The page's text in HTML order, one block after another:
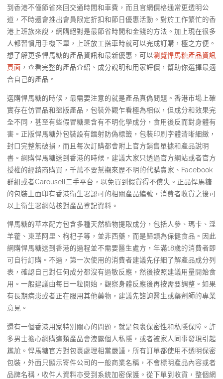
到香港不僅節省來回交通時間和車費，而且官網價格通常更透明公
道，不時還會推出會員限定折扣和節日優惠活動。對於工作繁忙的香
港上班族來說，網購絕對是最節省時間和金錢的方法。加上現在很多
人都習慣用手機下單，上班放工搭車時就可以完成訂購，極之方便。
想了解更多悍馬糖的產品資訊和最新優惠，可以瀏覽悍馬糖產品資訊
頁面 ，查看完整的產品介紹、成分說明和用家評價，幫助你選擇最適
合自己的產品。
選購悍馬糖的時候，最需要注意的就是產品真偽問題。香港市場上確
實存在仿冒品和盜版產品，包裝外觀乍看極為相似，但成分和效果完
全不同，甚至有些假冒糖果含有不明化學成分，食用後反而對身體有
害。正版悍馬糖外包裝設有鐳射防偽標籤，包裝印刷字體清晰細緻，
封口完整無破損，而且每次訂購都會附上官方銷售單據和產品說明
書。網購悍馬糖送到香港的時候，建議大家只透過官方網站或者官方
授權的經銷商購買，千萬不要幫襯來歷不明的代購賣家、Facebook
群組或者Carousell二手平台，以免買到假貨得不償失。正品悍馬糖
的包裝上面印有香港衛生署認可的相關產品編號，消費者收貨之後可
以上衛生署網站核對產品登記資料。
悍馬糖的草本配方包含多種天然植物提取成分，包括人參、瑪卡、淫
羊藿、東革阿里、枸杞子等，並非西藥，而是歸類為保健食品。因此
網購悍馬糖送到香港的過程並不需要醫生處方，年滿18歲的消費者即
可自行訂購。不過，第一次使用的消費者建議先仔細了解產品成分列
表，確認自己對任何成分都沒有過敏反應，然後按照建議用量開始食
用。一般建議由每日一粒開始，觀察身體反應後再按需要調整。如果
有長期病患或者正在服用其他藥物，建議先諮詢醫生或藥劑師的專業
意見。
還有一個香港用家特別關心的問題，就是包裹保密性和私隱保障。許
多男士擔心網購這類產品會洩露個人私隱，或者被家人同事發現引起
尷尬。悍馬糖官方對包裹處理相當嚴謹，所有訂單都使用不透明保密
包裝，外面只顯示寄件公司的一般商業名稱，不會標明產品內容或者
品牌名稱，收件人資料亦受到系統加密保護。從下單到收貨，整個網